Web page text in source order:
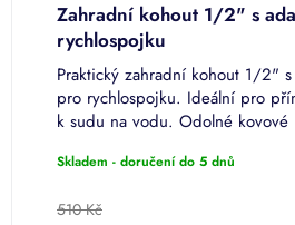
Zahradní kohout 1/2" s
rychlospojku
Praktický zahradní kohout 1/2"
pro rychlospojku. Ideální pro
k sudu na vodu. Odolné
Skladem - doručení do 5 dnů
510 Kč